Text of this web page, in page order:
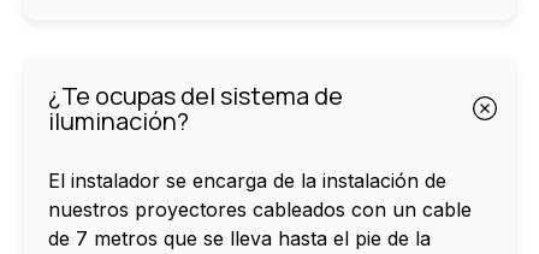
¿Te ocupas del sistema de
iluminación?
El instalador se encarga de la instalación de
nuestros proyectores cableados con un cable
de 7 metros que se lleva hasta el pie de la